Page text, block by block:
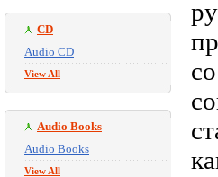
CD
Audio CD
View All
Audio Books
Audio Books
View All